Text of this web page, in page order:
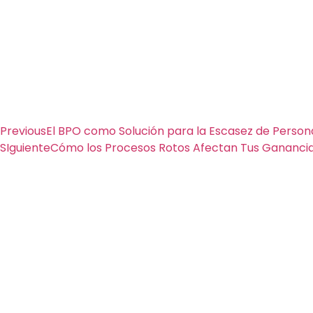
PreviousEl BPO como Solución para la Escasez de
SIguienteCómo los Procesos Rotos Afectan Tus